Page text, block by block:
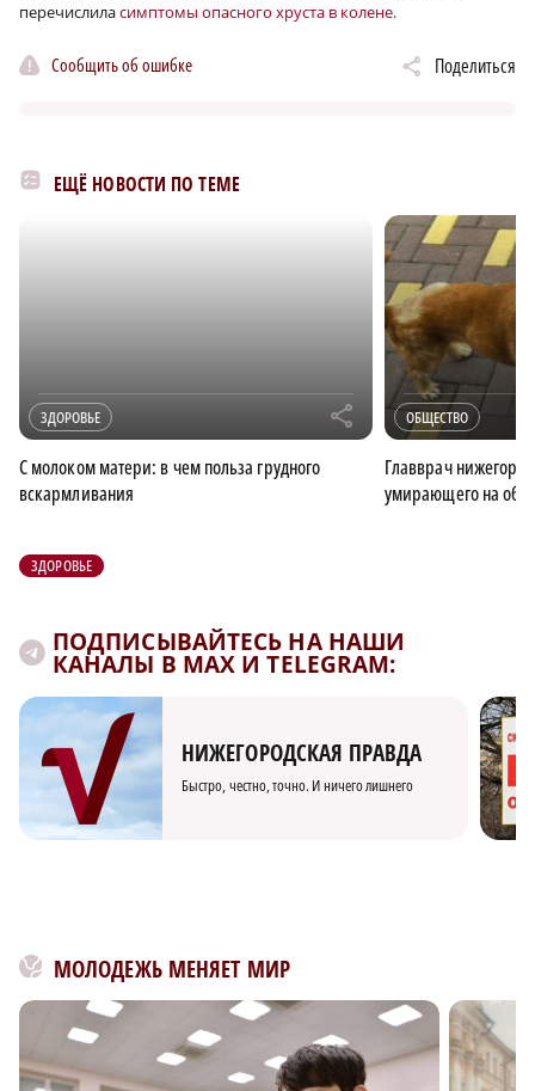
перечислиласимптомы опасного хруста в колене.
Сообщить об ошибке Поделиться
ЕЩЁ НОВОСТИ ПО ТЕМЕ
ЗДОРОВЬЕ r
С молоком матери: в чем польза грудного
вскармливания
ОБЩЕСТВО
Главврач
умирающего на
ЗДОРОВЬЕ
ПОДПИСЫВАЙТЕСЬ НА НАШИ
КАНАЛЫ В MAX И TELEGRAM:
НИЖЕГОРОДСКАЯ ПРАВДА
Быстро, честно, точно. И ничего лишнего
МОЛОДЕЖЬ МЕНЯЕТ МИР